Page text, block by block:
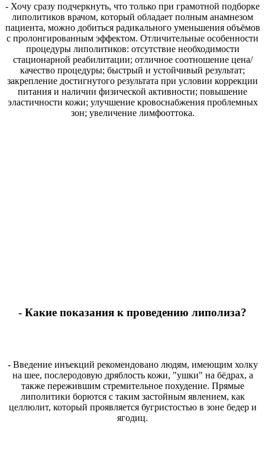
- Хочу сразу подчеркнуть, что только при грамотной подборке
липолитиков врачом, который обладает полным анамнезом
пациента, можно добиться радикального уменьшения объёмов
с пролонгированным эффектом. Отличительные особенности
процедуры липолитиков: отсутствие необходимости
стационарной реабилитации; отличное соотношение цена/
качество процедуры; быстрый и устойчивый результат;
закрепление достигнутого результата при условии коррекции
питания и наличии физической активности; повышение
эластичности кожи; улучшение кровоснабжения проблемных
зон; увеличение лимфооттока.
- Какие показания к проведению липолиза?
- Введение инъекций рекомендовано людям, имеющим холку
на шее, послеродовую дряблость кожи, "ушки" на бёдрах, а
также пережившим стремительное похудение. Прямые
липолитики борются с таким застойным явлением, как
целлюлит, который проявляется бугристостью в зоне бедер и
ягодиц.